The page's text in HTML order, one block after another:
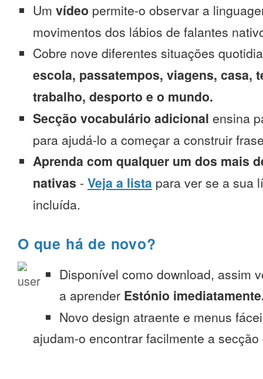
Um vídeo permite-o observar a
movimentos dos lábios de falantes
Cobre nove diferentes situações
escola, passatempos, viagens, casa,
trabalho, desporto e o mundo.
Secção vocabulário adicional ensina
para ajudá-lo a começar a construir
Aprenda com qualquer um dos mais
nativas - Veja a lista para ver se a sua
incluída.
O que há de novo?
Disponível como download, assim
a aprender Estónio
Novo design atraente e menus
ajudam-o encontrar facilmente a